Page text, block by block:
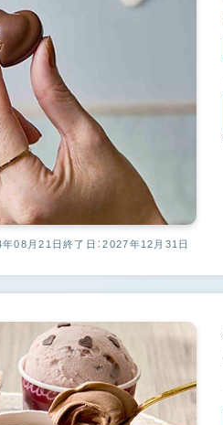
年08月21日終了日：2027年12月31日